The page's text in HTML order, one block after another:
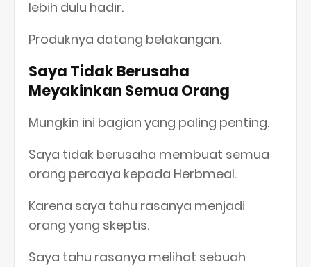
lebih dulu hadir.
Produknya datang belakangan.
Saya Tidak Berusaha
Meyakinkan Semua Orang
Mungkin ini bagian yang paling penting.
Saya tidak berusaha membuat semua
orang percaya kepada Herbmeal.
Karena saya tahu rasanya menjadi
orang yang skeptis.
Saya tahu rasanya melihat sebuah